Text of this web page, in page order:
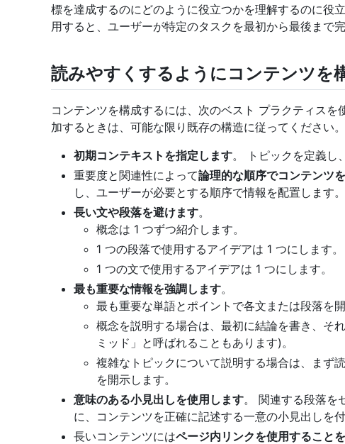
標を達成するのにどのように役立つかを理解するのに役
用すると、ユーザーが特定のタスクを最初から最後まで
読みやすくするようにコンテンツを
コンテンツを構成するには、次のベスト プラクティス
加するときは、可能な限り既存の構造に従ってください。
初期コンテキストを指定します。 トピックを定義し
重要度と関連性によって論理的な順序でコンテンツ
し、ユーザーが必要とする順序で情報を配置します。
長い文や段落を避けます。
概念は 1 つずつ紹介します。
1 つの段落で使用するアイデアは 1 つにします。
1 つの文で使用するアイデアは 1 つにします。
最も重要な情報を強調します。
最も重要な単語とポイントで各文または段落を開
概念を説明する場合は、最初に結論を書き、そ
ミッド」と呼ばれることもあります)。
複雑なトピックについて説明する場合は、まず
を開示します。
意味のある小見出しを使用します。 関連する段落を
に、コンテンツを正確に記述する一意の小見出しを付
長いコンテンツにはページ内リンクを使用すること